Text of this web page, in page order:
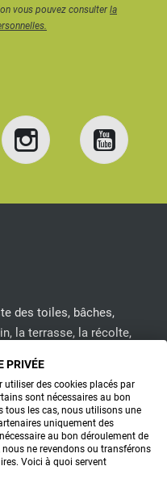
vous pouvez consulterla
des toiles, bâches,
la terrasse, la récolte,
NOUS
PRIVÉE
des cookies placés par
sont nécessaires au bon
tous les cas, nous utilisons une
uniquement des
au bon déroulement de
ne revendons ou transférons
Voici à quoi servent